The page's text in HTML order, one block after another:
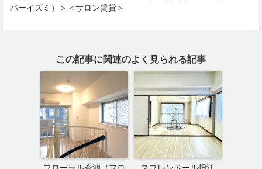
パーイズミ）＞＜サロン賃貸＞
この記事に関連のよく見られる記事